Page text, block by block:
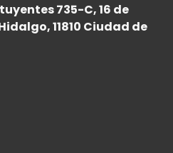
735-C, 16 de
11810 Ciudad de